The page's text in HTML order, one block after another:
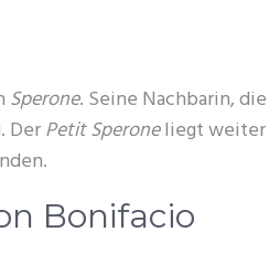
Sperone. Seine Nachbarin, die
DerPetit Speroneliegt weiter
Bonifacio